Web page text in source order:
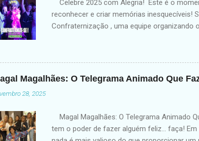
Celebre 2025 com Alegria! Este é o
reconhecer e criar memórias inesquecíveis!
Confraternização , uma equipe organizando
energia. É a forma mais divertida e original
🎉 Para Empresas Fortaleça o clima
Telegrama Animado é perfeito para: festa
Magalhães: O Telegrama Animado Que
28, 2025
Magal Magalhães: O Telegrama Animado
tem o poder de fazer alguém feliz... faça!